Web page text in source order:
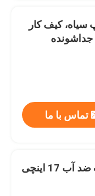
سیاه، کیف کار
جداشونده
تماس با ما
کوله پشتی لپ تاپ ضد آب 17 اینچی